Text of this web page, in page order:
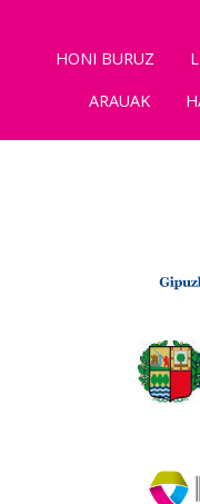
HONI BURUZ
ARAUAK